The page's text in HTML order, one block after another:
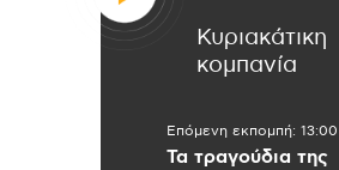
Κυριακάτικη
κομπανία
Επόμενη εκπομπή: 13:00
Τα τραγούδια της